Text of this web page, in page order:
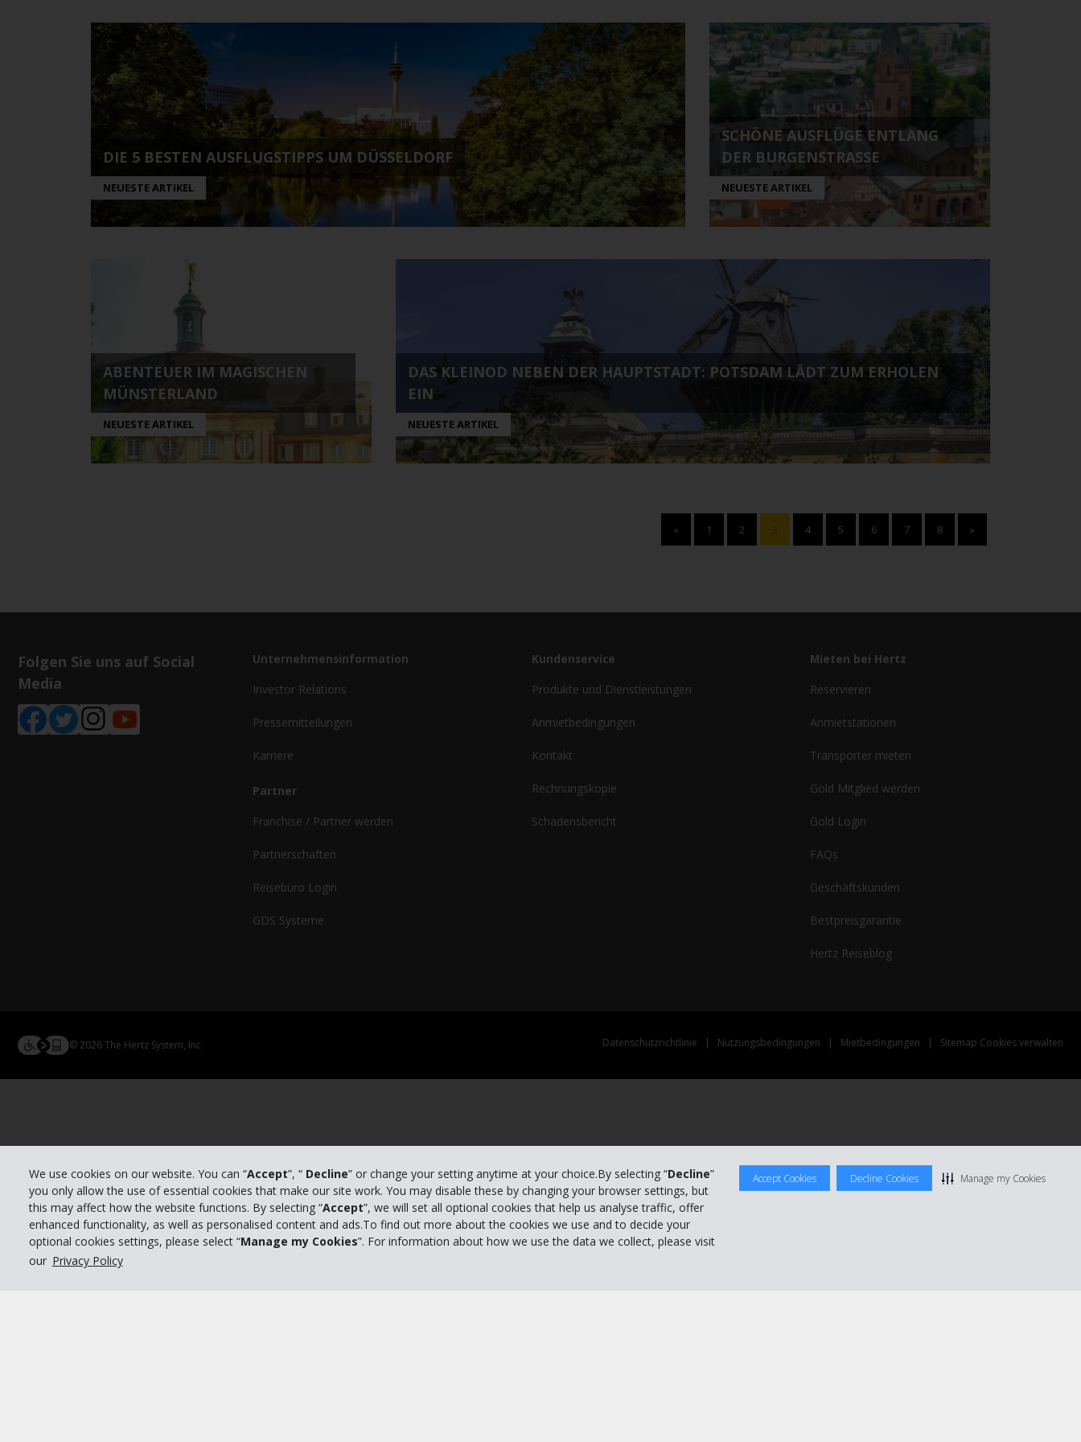
We use cookies on our website. You can “Accept”, “ Decline” or change your setting anytime at your choice.By selecting “Decline”
you only allow the use of essential cookies that make our site work. You may disable these by changing your browser settings, but
this may affect how the website functions. By selecting “Accept”, we will set all optional cookies that help us analyse traffic, offer
enhanced functionality, as well as personalised content and ads.To find out more about the cookies we use and to decide your
optional cookies settings, please select “Manage my Cookies”. For information about how we use the data we collect, please visit
our Privacy Policy
Accept Cookies Decline Cookies Manage my Cookies
DIE 5 BESTEN AUSFLUGSTIPPS UM DÜSSELDORF
NEUESTE ARTIKEL
SCHÖNE AUSFLÜGE ENTLANG
DER BURGENSTRASSE
NEUESTE ARTIKEL
ABENTEUER IM MAGISCHEN
MÜNSTERLAND
NEUESTE ARTIKEL
DAS KLEINOD NEBEN DER HAUPTSTADT: POTSDAM LÄDT ZUM ERHOLEN
EIN
NEUESTE ARTIKEL
« 1 2 3 4 5 6 7 8 »
Folgen Sie uns auf Social
Media
Unternehmensinformation
Investor Relations
Pressemitteilungen
Karriere
Partner
Franchise / Partner werden
Partnerschaften
Reisebüro Login
GDS Systeme
Kundenservice
Produkte und Dienstleistungen
Anmietbedingungen
Kontakt
Rechnungskopie
Schadensbericht
Mieten bei Hertz
Reservieren
Anmietstationen
Transporter mieten
Gold Mitglied werden
Gold Login
FAQs
Geschäftskunden
Bestpreisgarantie
Hertz Reiseblog
© 2026 The Hertz System, Inc. Datenschutzrichtlinie | Nutzungsbedingungen | Mietbedingungen | Sitemap Cookies verwalten